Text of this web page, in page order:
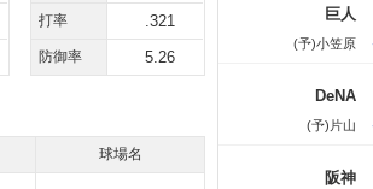
打率 .321
防御率 5.26
球場名
巨人
(予)小笠原
DeNA
(予)片山
阪神